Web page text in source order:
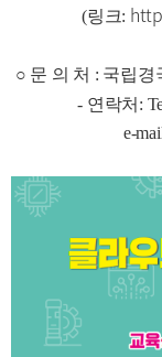
(링크:
○ 문 의 처 : 국립
- 연락처: Tel)
e-mail)